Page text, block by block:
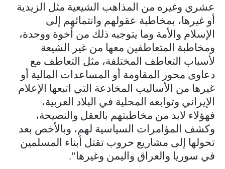
عشري وغيره من المذاهب الشيعية مثل الزيدية
أو غيرها، بمخاطبة عقولهم وانتمائهم إلى
الإسلام والأمة وما يتوجبه ذلك من أخوة ووحدة،
ومخاطبة المتعاطفين معها من غير الشيعة
لأسباب التعاطف المختلفة، مثل التعاطف مع
دعاوى محور المقاومة أو المساعدات المالية أو
غيرها من الأساليب المخادعة التي اتبعها الإعلام
الإيراني وتوابعه المحلية في البلاد العربية،
فهؤلاء لابد من مخاطبتهم بالعقل والنصيحة،
وكشف المؤامرات السياسية لهم، وبالأخص بعد
تحولها إلى مشاريع حروب تقتل أبناء المسلمين
في سوريا والعراق واليمن وغيرها".